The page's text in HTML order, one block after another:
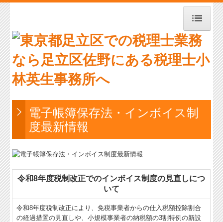
トップページ
お知らせ
事務所紹介
経営理念
交通案内
業務案内
セミナー案内
リンク集
電子帳簿保存法・インボイス制
度最新情報
令和8年度税制改正でのインボイス制度の見直しにつ
いて
令和8年度税制改正により、免税事業者からの仕入税額控除割合
の経過措置の見直しや、小規模事業者の納税額の3割特例の新設